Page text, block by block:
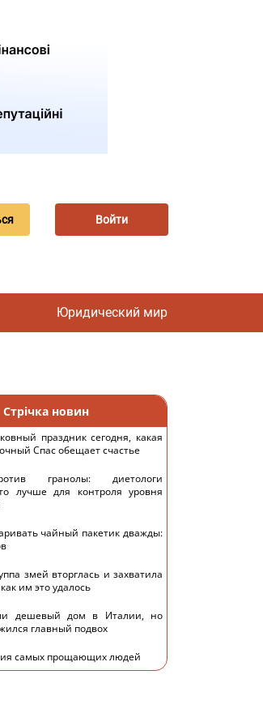
Войти
Юридический мир
Стрічка новин
праздник сегодня, какая
Спас обещает счастье
гранолы: диетологи
лучше для контроля уровня
чайный пакетик дважды:
змей вторглась и захватила
им это удалось
дешевый дом в Италии, но
главный подвох
самых прощающих людей